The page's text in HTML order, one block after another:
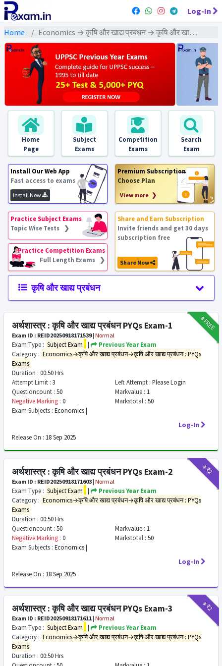
Log-In
Home Economics → कृषि और खाद्य प्रबंधन → कृषि और खाद्य प्रबंधन : PYQs Exams
Home
Page
Subject
Exams
Competition
Exams
Search
Exam
Install Our Web App
Fast access to exams
Install Now
Premium Subscription
Choose Plan
View more ❯
Practice Subject Exams
Topic Wise Tests ❯
Practice Competition Exams
Full Length Exams ❯
Share and Earn Subscription
Invite friends and get 30 days
subscription free
Share Now
कृषि और खाद्य प्रबंधन
₹9
FREE
अर्थशास्त्र : कृषि और खाद्य प्रबंधन PYQs Exam-1
Exam ID : REID20250918171539| Normal
Exam Type : Subject Exam |
Previous Year Exam
Category : Economics→कृषि और खाद्य प्रबंधन→कृषि और खाद्य प्रबंधन : PYQs
Exams
Duration : 00:50 Hrs
Attempt Limit : 3 Left Attempt : Please Login
Questioncount : 50 Markvalue : 1
Negative Marking : 0 Markstotal : 50
Exam Subjects : Economics |
Log-In
Release On : 18 Sep 2025
₹9
₹2
अर्थशास्त्र : कृषि और खाद्य प्रबंधन PYQs Exam-2
Exam ID : REID20250918171603 | Normal
Exam Type : Subject Exam |
Previous Year Exam
Category : Economics→कृषि और खाद्य प्रबंधन→कृषि और खाद्य प्रबंधन : PYQs
Exams
Duration : 00:50 Hrs
Questioncount : 50 Markvalue : 1
Negative Marking : 0 Markstotal : 50
Exam Subjects : Economics |
Log-In
Release On : 18 Sep 2025
₹9
₹2
अर्थशास्त्र : कृषि और खाद्य प्रबंधन PYQs Exam-3
Exam ID : REID20250918171611 | Normal
Exam Type : Subject Exam |
Previous Year Exam
Category : Economics→कृषि और खाद्य प्रबंधन→कृषि और खाद्य प्रबंधन : PYQs
Exams
Duration : 00:50 Hrs